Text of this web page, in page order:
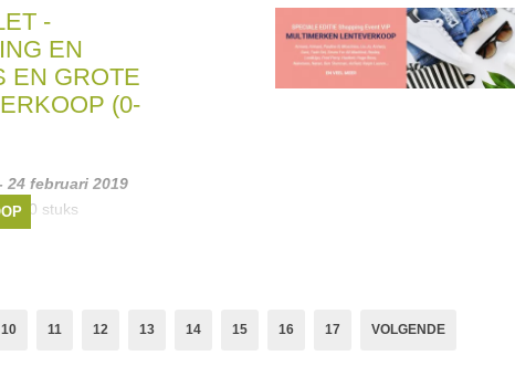
van 10.00 tot 17.00
, Lili Gaufrette,
, ...
-
EN
EN GROTE
(0-
24 februari 2019
stuks
500 stuks
10 11 12 13 14 15 16 17 VOLGENDE